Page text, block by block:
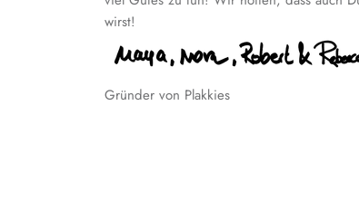
wirst!
Gründer von Plakkies